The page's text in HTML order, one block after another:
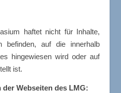
haftet nicht für Inhalte,
befinden, auf die innerhalb
hingewiesen wird oder auf
ist.
Webseiten des LMG: